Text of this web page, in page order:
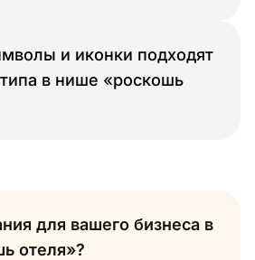
и иконки подходят
в нише «роскошь
для вашего бизнеса в
отеля»?